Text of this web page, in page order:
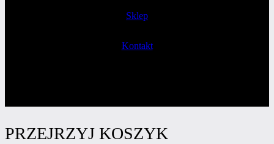
Sklep
Kontakt
PRZEJRZYJ KOSZYK